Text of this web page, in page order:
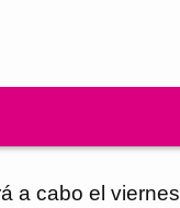
a cabo el